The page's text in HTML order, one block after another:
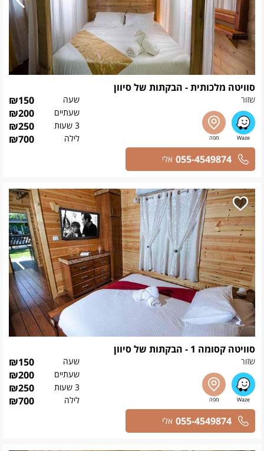
סוויטה מלכותית - הבקתות של סיוון
שזור שעה ₪150
שעתיים ₪200
3 שעות ₪250
לילה ₪700
055-4549874 אלי
סוויטה קסומה 1 - הבקתות של סיוון
שזור שעה ₪150
שעתיים ₪200
3 שעות ₪250
לילה ₪700
055-4549874 אלי